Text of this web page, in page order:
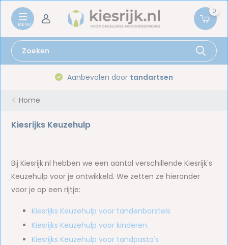
0
Aanbevolen door tandartsen
Home
Kiesrijks Keuzehulp
Bij Kiesrijk.nl hebben we een aantal verschillende Kiesrijk's
Keuzehulp voor je ontwikkeld. We zetten ze hieronder
voor je op een rijtje:
Kiesrijks Keuzehulp voor tandenborstels
Kiesrijks Keuzehulp voor kinderen
Kiesrijks Keuzehulp voor tandpasta's